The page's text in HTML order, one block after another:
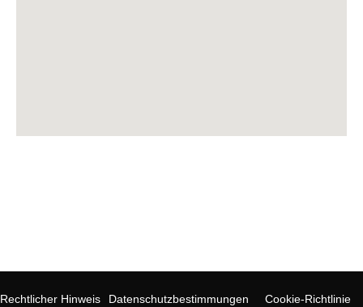
Rechtlicher Hinweis Datenschutzbestimmungen Cookie-Richtlinie